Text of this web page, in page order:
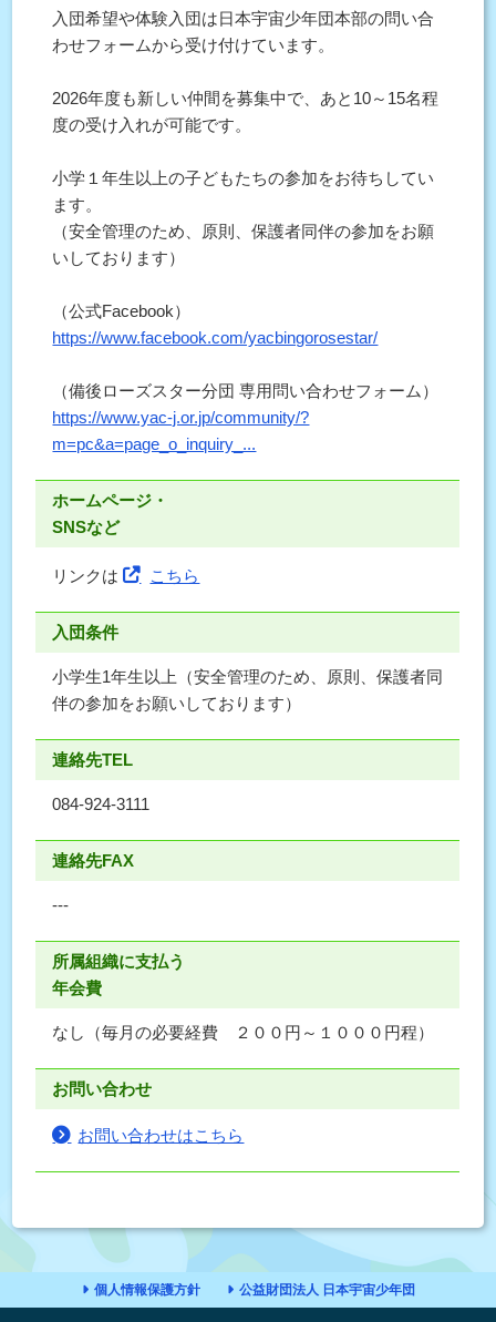
入団希望や体験入団は日本宇宙少年団本部の問い合
わせフォームから受け付けています。
2026年度も新しい仲間を募集中で、あと10～15名程
度の受け入れが可能です。
小学１年生以上の子どもたちの参加をお待ちしてい
ます。
（安全管理のため、原則、保護者同伴の参加をお願
いしております）
（公式Facebook）
https://www.facebook.com/yacbingorosestar/
（備後ローズスター分団 専用問い合わせフォーム）
https://www.yac-j.or.jp/community/?
m=pc&a=page_o_inquiry_...
ホームページ・
SNSなど
リンクは こちら
入団条件
小学生1年生以上（安全管理のため、原則、保護者同
伴の参加をお願いしております）
連絡先TEL
084-924-3111
連絡先FAX
---
所属組織に支払う
年会費
なし（毎月の必要経費 ２００円～１０００円程）
お問い合わせ
お問い合わせはこちら
個人情報保護方針 公益財団法人 日本宇宙少年団